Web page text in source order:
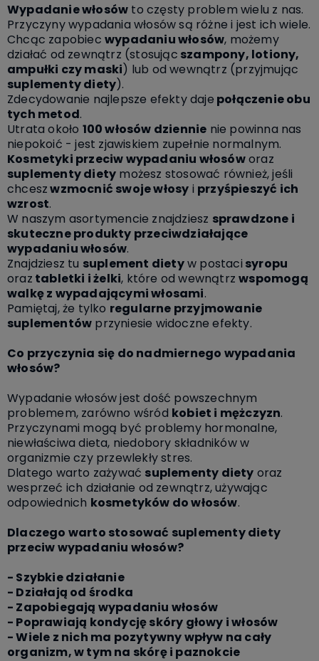
Wypadanie włosów to częsty problem wielu z nas.
Przyczyny wypadania włosów są różne i jest ich wiele.
Chcąc zapobiec wypadaniu włosów, możemy
działać od zewnątrz (stosując szampony, lotiony,
ampułki czy maski) lub od wewnątrz (przyjmując
suplementy diety).
Zdecydowanie najlepsze efekty daje połączenie obu
tych metod.
Utrata około 100 włosów dziennie nie powinna nas
niepokoić - jest zjawiskiem zupełnie normalnym.
Kosmetyki przeciw wypadaniu włosóworaz
suplementy diety możesz stosować również, jeśli
chceszwzmocnić swoje włosy i przyśpieszyć ich
wzrost.
W naszym asortymencie znajdziesz sprawdzone i
skuteczne produkty przeciwdziałające
wypadaniu włosów.
Znajdziesz tu suplement dietyw postaci syropu
oraz tabletki i żelki, które od wewnątrzwspomogą
walkę z wypadającymi włosami.
Pamiętaj, że tylko regularne przyjmowanie
suplementów przyniesie widoczne efekty.
Co przyczynia się do nadmiernego wypadania
włosów?
Wypadanie włosów jest dość powszechnym
problemem, zarówno wśród kobiet i mężczyzn.
Przyczynami mogą być problemy hormonalne,
niewłaściwa dieta, niedobory składników w
organizmie czy przewlekły stres.
Dlatego warto zażywać suplementy diety oraz
wesprzeć ich działanie od zewnątrz, używając
odpowiednich kosmetyków do włosów.
Dlaczego warto stosować suplementy diety
przeciw wypadaniu włosów?
- Szybkie działanie
- Działają od środka
- Zapobiegają wypadaniu włosów
- Poprawiają kondycję skóry głowy i włosów
- Wiele z nich ma pozytywny wpływ na cały
organizm, w tym na skórę i paznokcie